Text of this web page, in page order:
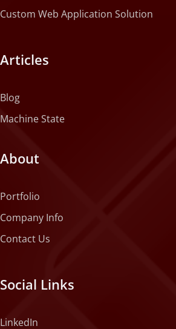
Custom Web Application Solution
Articles
Blog
Machine State
About
Portfolio
Company Info
Contact Us
Social Links
LinkedIn